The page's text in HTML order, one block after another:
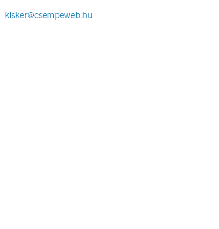
kisker@csempeweb.hu